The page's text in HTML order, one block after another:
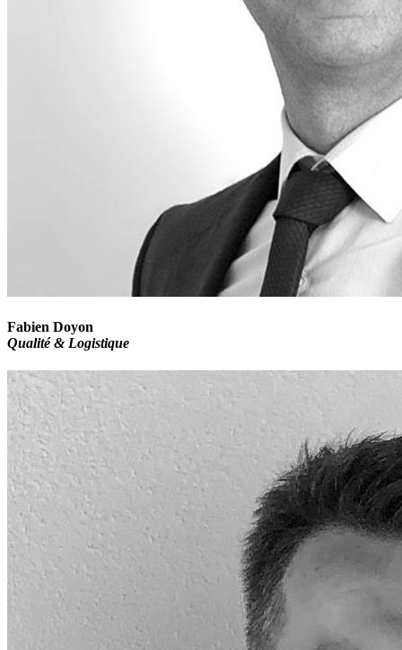
Fabien Doyon
Qualité & Logistique